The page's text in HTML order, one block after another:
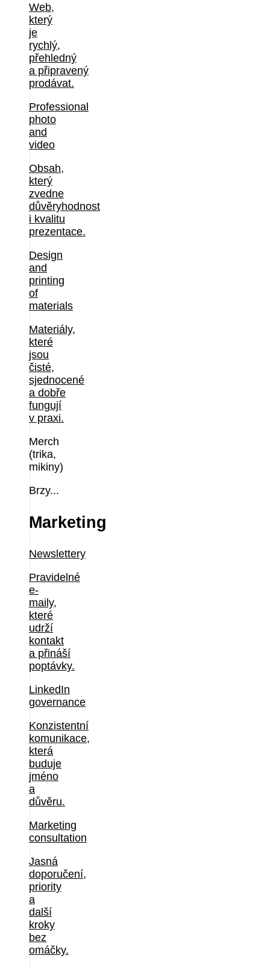
Web,
který
je
rychlý,
přehledný
a připravený
prodávat.
Professional
photo
and
video
Obsah,
který
zvedne
důvěryhodnost
i kvalitu
prezentace.
Design
and
printing
of
materials
Materiály,
které
jsou
čisté,
sjednocené
a dobře
fungují
v praxi.
Merch
(trika,
mikiny)
Brzy...
Marketing
Newslettery
Pravidelné
e-
maily,
které
udrží
kontakt
a přináší
poptávky.
LinkedIn
governance
Konzistentní
komunikace,
která
buduje
jméno
a
důvěru.
Marketing
consultation
Jasná
doporučení,
priority
a
další
kroky
bez
omáčky.